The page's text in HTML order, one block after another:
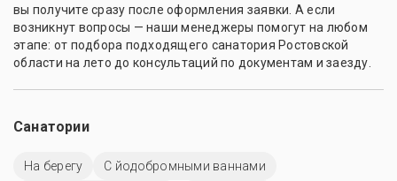
вы получите сразу после оформления заявки. А если
возникнут вопросы — наши менеджеры помогут на любом
этапе: от подбора подходящего санатория Ростовской
области на лето до консультаций по документам и заезду.
Санатории
На берегу
С йодобромными ваннами